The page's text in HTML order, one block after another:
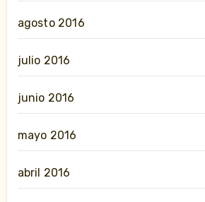
agosto 2016
julio 2016
junio 2016
mayo 2016
abril 2016